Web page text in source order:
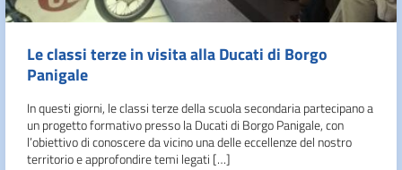
Le classi terze in visita alla Ducati di Borgo
Panigale
In questi giorni, le classi terze della scuola secondaria partecipano a
un progetto formativo presso la Ducati di Borgo Panigale, con
l’obiettivo di conoscere da vicino una delle eccellenze del nostro
territorio e approfondire temi legati […]